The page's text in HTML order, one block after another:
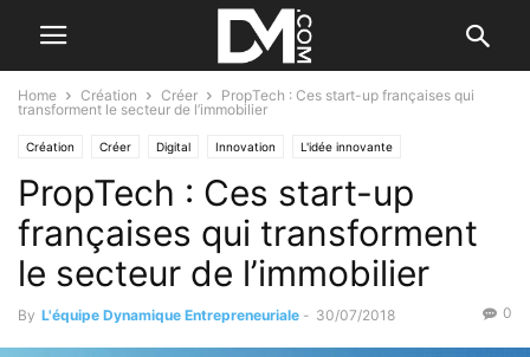
Home Création Créer
PropTech : Ces start-up françaises qui
transforment le secteur de l’immobilier
Création Créer Digital Innovation L'idée innovante
PropTech : Ces start-up
françaises qui transforment
le secteur de l’immobilier
By L'équipe Dynamique Entrepreneuriale - 30/07/2018 0